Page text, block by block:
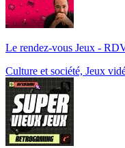
Le rendez-vous Jeux -
Culture et société, Jeux